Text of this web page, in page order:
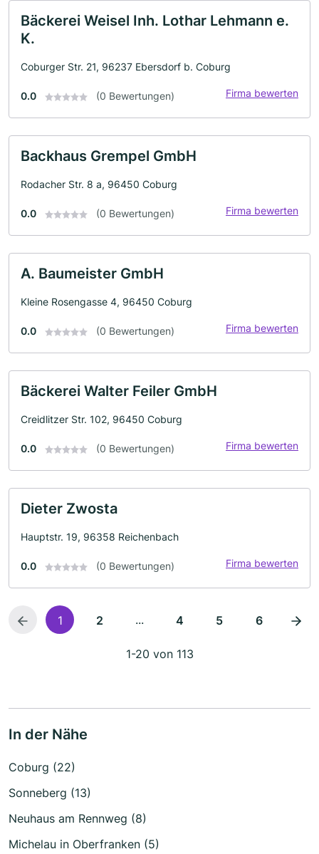
Bäckerei Weisel Inh. Lothar Lehmann e.
K.
Coburger Str. 21, 96237 Ebersdorf b. Coburg
0.0 (0 Bewertungen) Firma bewerten
Backhaus Grempel GmbH
Rodacher Str. 8 a, 96450 Coburg
0.0 (0 Bewertungen) Firma bewerten
A. Baumeister GmbH
Kleine Rosengasse 4, 96450 Coburg
0.0 (0 Bewertungen) Firma bewerten
Bäckerei Walter Feiler GmbH
Creidlitzer Str. 102, 96450 Coburg
0.0 (0 Bewertungen) Firma bewerten
Dieter Zwosta
Hauptstr. 19, 96358 Reichenbach
0.0 (0 Bewertungen) Firma bewerten
1 2 ... 4 5 6
1-20 von 113
In der Nähe
Coburg (22)
Sonneberg (13)
Neuhaus am Rennweg (8)
Michelau in Oberfranken (5)